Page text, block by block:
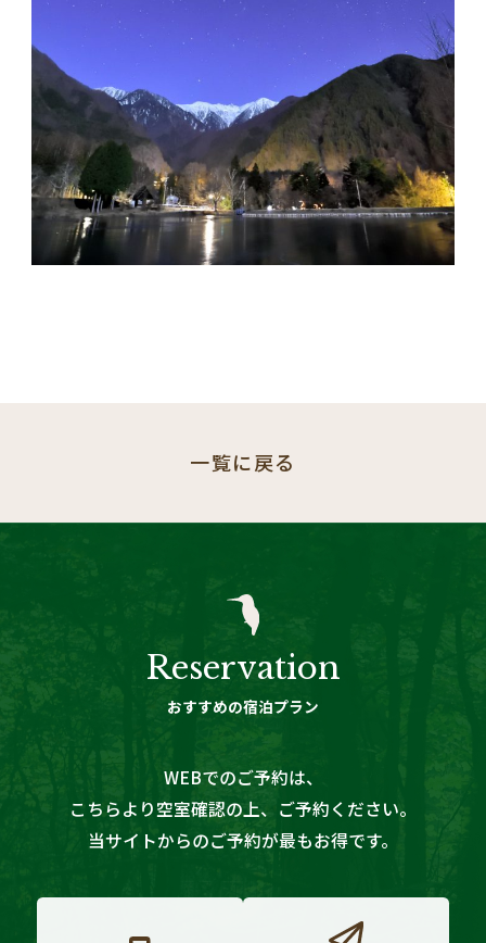
一覧に戻る
Reservation
おすすめの宿泊プラン
WEBでのご予約は、
こちらより空室確認の上、ご予約ください。
当サイトからのご予約が最もお得です。